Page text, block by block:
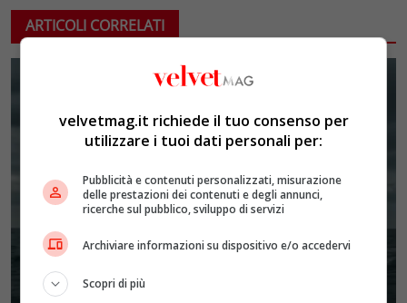
ARTICOLI CORRELATI
velvetmag.it richiede il tuo consenso per
utilizzare i tuoi dati personali per:
Pubblicità e contenuti personalizzati, misurazione
delle prestazioni dei contenuti e degli annunci,
ricerche sul pubblico, sviluppo di servizi
Archiviare informazioni su dispositivo e/o accedervi
Scopri di più